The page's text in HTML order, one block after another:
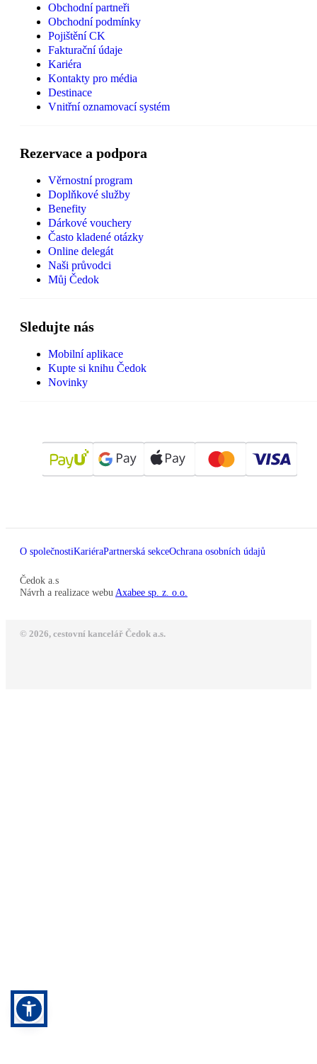
Obchodní partneři
Obchodní podmínky
Pojištění CK
Fakturační údaje
Kariéra
Kontakty pro média
Destinace
Vnitřní oznamovací systém
Rezervace a podpora
Věrnostní program
Doplňkové služby
Benefity
Dárkové vouchery
Často kladené otázky
Online delegát
Naši průvodci
Můj Čedok
Sledujte nás
Mobilní aplikace
Kupte si knihu Čedok
Novinky
O společnostiKariéraPartnerská sekceOchrana osobních údajů
Čedok a.s
Návrh a realizace webu Axabee sp. z. o.o.
© 2026, cestovní kancelář Čedok a.s.